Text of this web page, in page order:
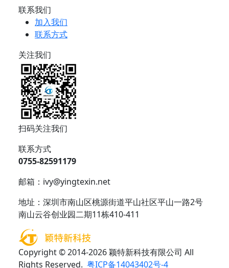
联系我们
加入我们
联系方式
关注我们
扫码关注我们
联系方式
0755-82591179
邮箱：ivy@yingtexin.net
地址：深圳市南山区桃源街道平山社区平山一路2号
南山云谷创业园二期11栋410-411
Copyright © 2014-2026 颖特新科技有限公司 All
Rights Reserved. 粤ICP备14043402号-4